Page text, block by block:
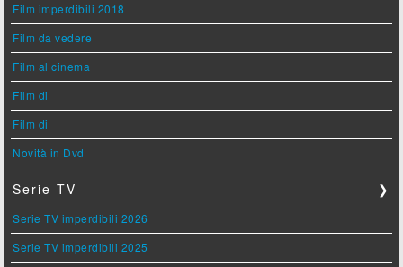
Film imperdibili 2018
Film da vedere
Film al cinema
Film di
Film di
Novità in Dvd
Serie TV ❯
Serie TV imperdibili 2026
Serie TV imperdibili 2025